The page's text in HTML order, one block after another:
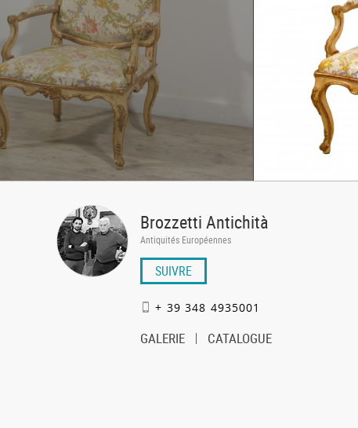
Brozzetti Antichità
Antiquités Européennes
SUIVRE
+ 39 348 4935001
GALERIE CATALOGUE